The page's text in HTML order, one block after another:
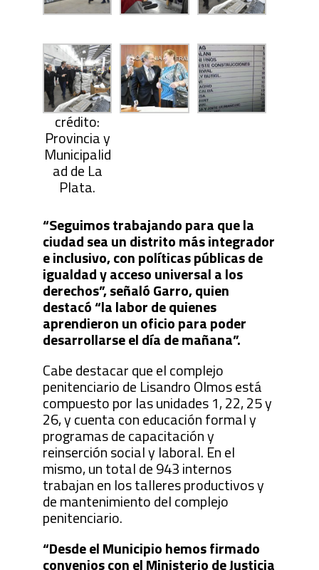
crédito:
Provincia y
Municipalid
ad de La
Plata.
“Seguimos trabajando para que la
ciudad sea un distrito más integrador
e inclusivo, con políticas públicas de
igualdad y acceso universal a los
derechos”, señaló Garro, quien
destacó “la labor de quienes
aprendieron un oficio para poder
desarrollarse el día de mañana”.
Cabe destacar que el complejo
penitenciario de Lisandro Olmos está
compuesto por las unidades 1, 22, 25 y
26, y cuenta con educación formal y
programas de capacitación y
reinserción social y laboral. En el
mismo, un total de 943 internos
trabajan en los talleres productivos y
de mantenimiento del complejo
penitenciario.
“Desde el Municipio hemos firmado
convenios con el Ministerio de Justicia